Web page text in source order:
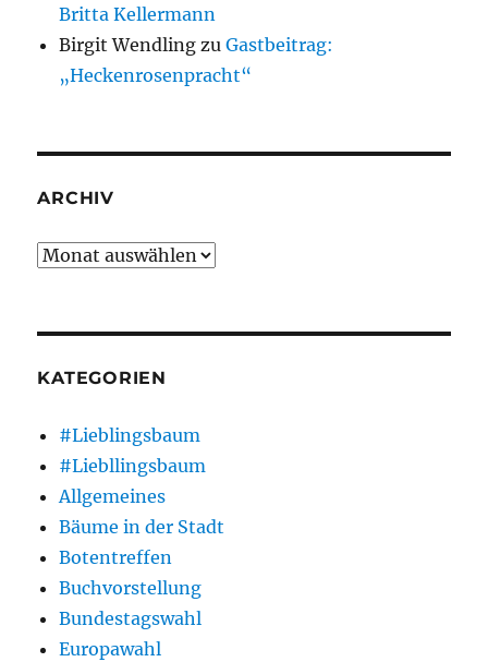
Britta Kellermann
Birgit Wendling zuGastbeitrag:
„Heckenrosenpracht“
ARCHIV
Archiv
KATEGORIEN
#Lieblingsbaum
#Liebllingsbaum
Allgemeines
Bäume in der Stadt
Botentreffen
Buchvorstellung
Bundestagswahl
Europawahl